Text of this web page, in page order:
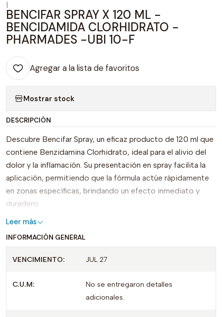
BENCIFAR SPRAY X 120 ML -
BENCIDAMIDA CLORHIDRATO -
PHARMADES -UBI 10-F
Agregar a la lista de favoritos
Mostrar stock
DESCRIPCIÓN
Descubre Bencifar Spray, un eficaz producto de 120 ml que
contiene Benzidamina Clorhidrato, ideal para el alivio del
dolor y la inflamación. Su presentación en spray facilita la
aplicación, permitiendo que la fórmula actúe rápidamente
en zonas específicas, brindando un efecto inmediato y
duradero.
Bencifar Spray se distingue por su acción localizada, lo que
lo hace perfecto para combatir afecciones como dolores
formato práctico permite llevarlo a cualquier lugar,
que surja.
Leer más
INFORMACIÓN GENERAL
VENCIMIENTO: JUL 27
C.U.M:
No se entregaron detalles
adicionales.